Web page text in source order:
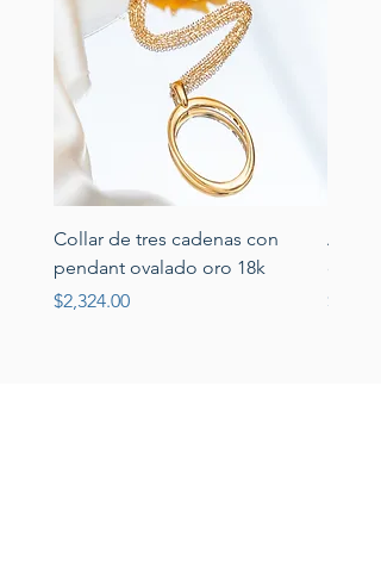
Collar de tres cadenas con
pendant ovalado oro 18k
Price
$2,324.00
Price
$389.00